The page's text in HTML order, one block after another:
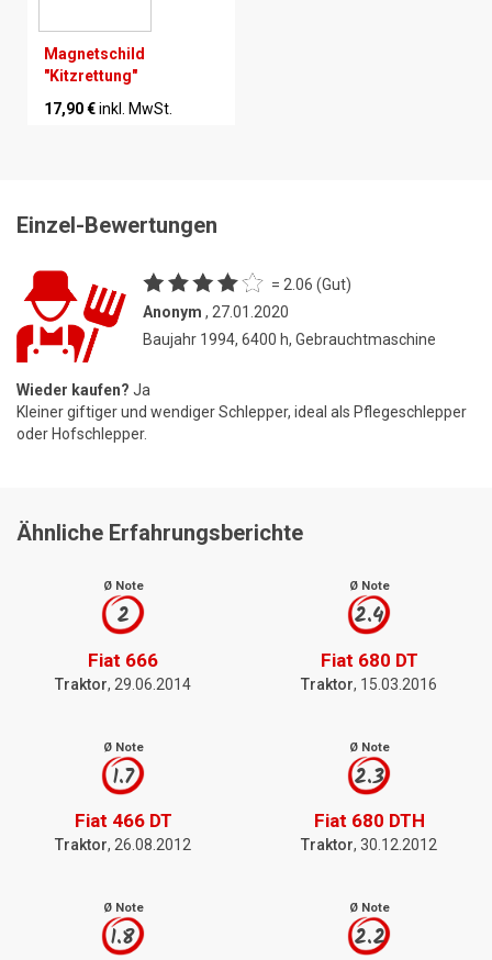
Magnetschild
"Kitzrettung"
17,90 €inkl. MwSt.
Einzel-Bewertungen
= 2.06 (Gut)
Anonym , 27.01.2020
Baujahr 1994, 6400 h, Gebrauchtmaschine
Wieder kaufen? Ja
Kleiner giftiger und wendiger Schlepper, ideal als Pflegeschlepper
oder Hofschlepper.
Ähnliche Erfahrungsberichte
Ø Note
2
Fiat 666
Traktor, 29.06.2014
Ø Note
2.4
Fiat 680 DT
Traktor, 15.03.2016
Ø Note
1.7
Fiat 466 DT
Traktor, 26.08.2012
Ø Note
2.3
Fiat 680 DTH
Traktor, 30.12.2012
Ø Note
1.8
Ø Note
2.2